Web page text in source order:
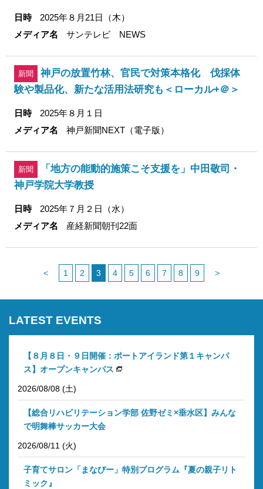
日時
2025年８月21日（木）
メディア名
サンテレビ NEWS
新聞
神戸の放置竹林、官民で対策本格化 伐採体
験や製品化、新たな活用法研究も＜ローカル+＠＞
日時
2025年８月１日
メディア名
神戸新聞NEXT（電子版）
新聞
「地方の能動的施策こそ支援を」中田敬司・
神戸学院大学教授
日時
2025年７月２日（水）
メディア名
産経新聞朝刊22面
< 1 2 3 4 5 6 7 8 9 >
LATEST EVENTS
【８月８日・９日開催：ポートアイランド第１キャンパ
ス】オープンキャンパス
2026/08/08 (土)
【総合リハビリテーション学部 佐野ゼミ×垂水区】みんな
で明舞棒サッカー大会
2026/08/11 (火)
子育てサロン「まなびー」特別プログラム『夏の親子リト
ミック』